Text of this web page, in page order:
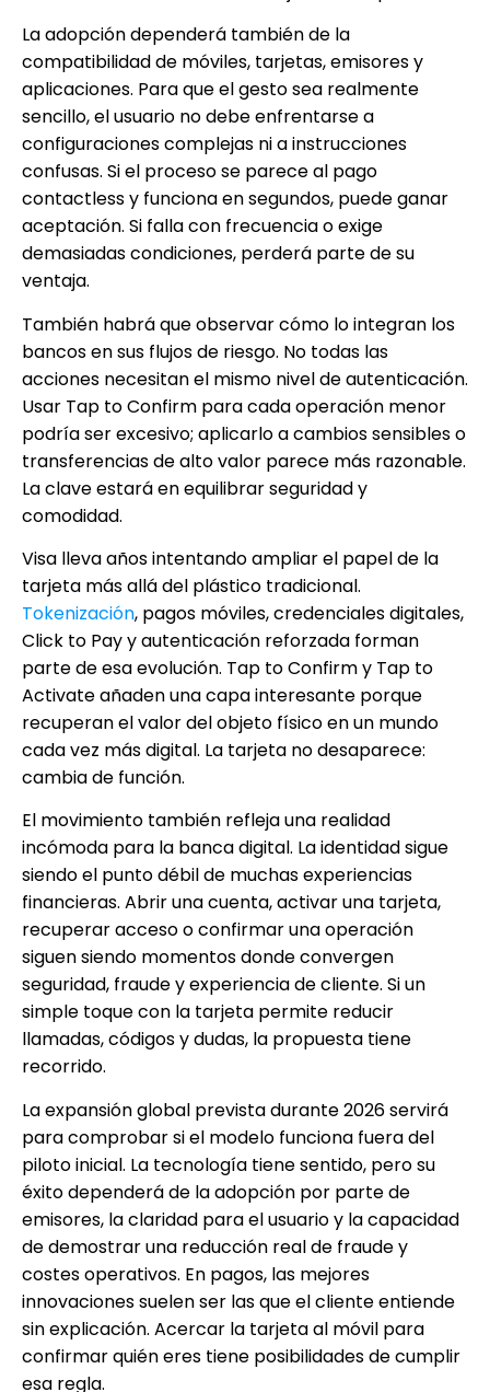
La adopción dependerá también de la
compatibilidad de móviles, tarjetas, emisores y
aplicaciones. Para que el gesto sea realmente
sencillo, el usuario no debe enfrentarse a
configuraciones complejas ni a instrucciones
confusas. Si el proceso se parece al pago
contactless y funciona en segundos, puede ganar
aceptación. Si falla con frecuencia o exige
demasiadas condiciones, perderá parte de su
ventaja.
También habrá que observar cómo lo integran los
bancos en sus flujos de riesgo. No todas las
acciones necesitan el mismo nivel de autenticación.
Usar Tap to Confirm para cada operación menor
podría ser excesivo; aplicarlo a cambios sensibles o
transferencias de alto valor parece más razonable.
La clave estará en equilibrar seguridad y
comodidad.
Visa lleva años intentando ampliar el papel de la
tarjeta más allá del plástico tradicional.
Tokenización, pagos móviles, credenciales digitales,
Click to Pay y autenticación reforzada forman
parte de esa evolución. Tap to Confirm y Tap to
Activate añaden una capa interesante porque
recuperan el valor del objeto físico en un mundo
cada vez más digital. La tarjeta no desaparece:
cambia de función.
El movimiento también refleja una realidad
incómoda para la banca digital. La identidad sigue
siendo el punto débil de muchas experiencias
financieras. Abrir una cuenta, activar una tarjeta,
recuperar acceso o confirmar una operación
siguen siendo momentos donde convergen
seguridad, fraude y experiencia de cliente. Si un
simple toque con la tarjeta permite reducir
llamadas, códigos y dudas, la propuesta tiene
recorrido.
La expansión global prevista durante 2026 servirá
para comprobar si el modelo funciona fuera del
piloto inicial. La tecnología tiene sentido, pero su
éxito dependerá de la adopción por parte de
emisores, la claridad para el usuario y la capacidad
de demostrar una reducción real de fraude y
costes operativos. En pagos, las mejores
innovaciones suelen ser las que el cliente entiende
sin explicación. Acercar la tarjeta al móvil para
confirmar quién eres tiene posibilidades de cumplir
esa regla.